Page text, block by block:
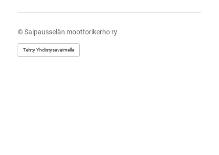
©Salpausselän moottorikerho ry
Tehty Yhdistysavaimella